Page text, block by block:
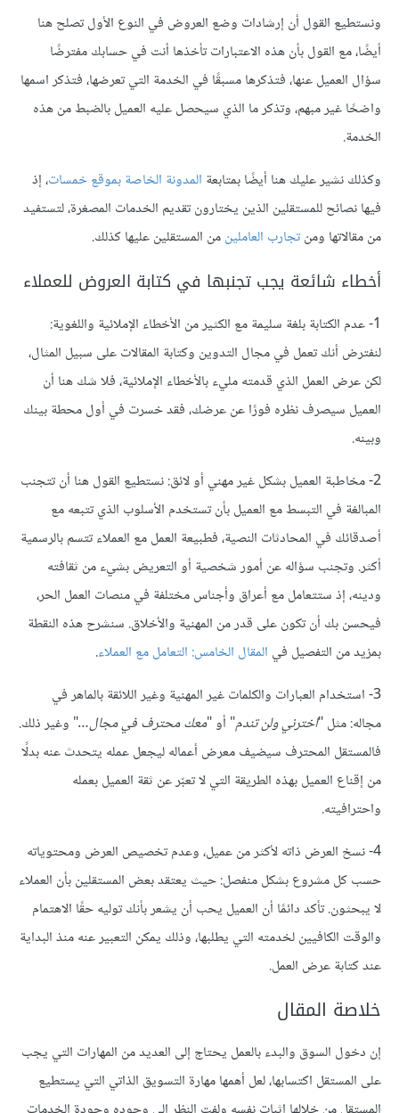
ونستطيع القول أن إرشادات وضع العروض في النوع الأول تصلح هنا
أيضًا، مع القول بأن هذه الاعتبارات تأخذها أنت في حسابك مفترضًا
سؤال العميل عنها، فتذكرها مسبقًا في الخدمة التي تعرضها، فتذكر اسمها
واضحًا غير مبهم، وتذكر ما الذي سيحصل عليه العميل بالضبط من هذه
الخدمة.
وكذلك نشير عليك هنا أيضًا بمتابعة المدونة الخاصة بموقع خمسات، إذ
فيها نصائح للمستقلين الذين يختارون تقديم الخدمات المصغرة، لتستفيد
من مقالاتها ومنتجارب العاملينمن المستقلين عليها كذلك.
أخطاء شائعة يجب تجنبها في كتابة العروض للعملاء
1- عدم الكتابة بلغة سليمة مع الكثير من الأخطاء الإملائية واللغوية:
لنفترض أنك تعمل في مجال التدوين وكتابة المقالات على سبيل المثال،
لكن عرض العمل الذي قدمته مليء بالأخطاء الإملائية، فلا شك هنا أن
العميل سيصرف نظره فورًا عن عرضك، فقد خسرت في أول محطة بينك
وبينه.
2- مخاطبة العميل بشكل غير مهني أو لائق: نستطيع القول هنا أن تتجنب
المبالغة في التبسط مع العميل بأن تستخدم الأسلوب الذي تتبعه مع
أصدقائك في المحادثات النصية، فطبيعة العمل مع العملاء تتسم بالرسمية
أكثر. وتجنب سؤاله عن أمور شخصية أو التعريض بشيء من ثقافته
ودينه، إذ ستتعامل مع أعراق وأجناس مختلفة في منصات العمل الحر،
فيحسن بك أن تكون على قدر من المهنية والأخلاق. سنشرح هذه النقطة
بمزيد من التفصيل في المقال الخامس: التعامل مع العملاء.
3- استخدام العبارات والكلمات غير المهنية وغير اللائقة بالماهر في
مجاله: مثل "اخترني ولن تندم" أو "معك محترف في مجال…" وغير ذلك.
فالمستقل المحترف سيضيف معرض أعماله ليجعل عمله يتحدث عنه بدلًا
من إقناع العميل بهذه الطريقة التي لا تعبّر عن ثقة العميل بعمله
واحترافيته.
4- نسخ العرض ذاته لأكثر من عميل، وعدم تخصيص العرض ومحتوياته
حسب كل مشروع بشكل منفصل: حيث يعتقد بعض المستقلين بأن العملاء
لا يبحثون. تأكد دائمًا أن العميل يحب أن يشعر بأنك توليه حقًا الاهتمام
والوقت الكافيين لخدمته التي يطلبها، وذلك يمكن التعبير عنه منذ البداية
عند كتابة عرض العمل.
خلاصة المقال
إن دخول السوق والبدء بالعمل يحتاج إلى العديد من المهارات التي يجب
على المستقل اكتسابها، لعل أهمها مهارة التسويق الذاتي التي يستطيع